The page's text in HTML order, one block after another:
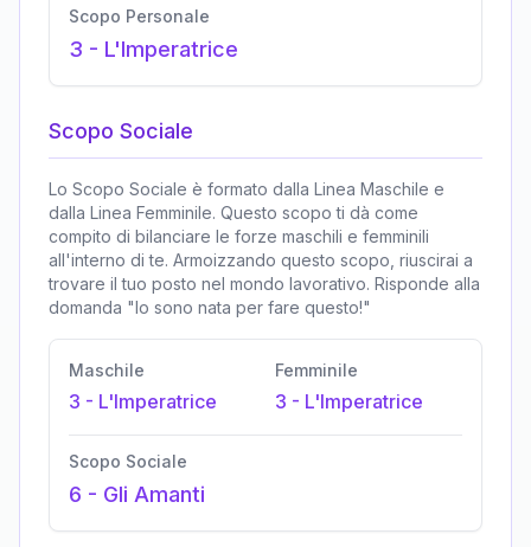
Scopo Personale
3 - L'Imperatrice
Scopo Sociale
Lo Scopo Sociale è formato dalla Linea Maschile e
dalla Linea Femminile. Questo scopo ti dà come
compito di bilanciare le forze maschili e femminili
all'interno di te. Armoizzando questo scopo, riuscirai a
trovare il tuo posto nel mondo lavorativo. Risponde alla
domanda "Io sono nata per fare questo!"
Maschile
3 - L'Imperatrice
Femminile
3 - L'Imperatrice
Scopo Sociale
6 - Gli Amanti